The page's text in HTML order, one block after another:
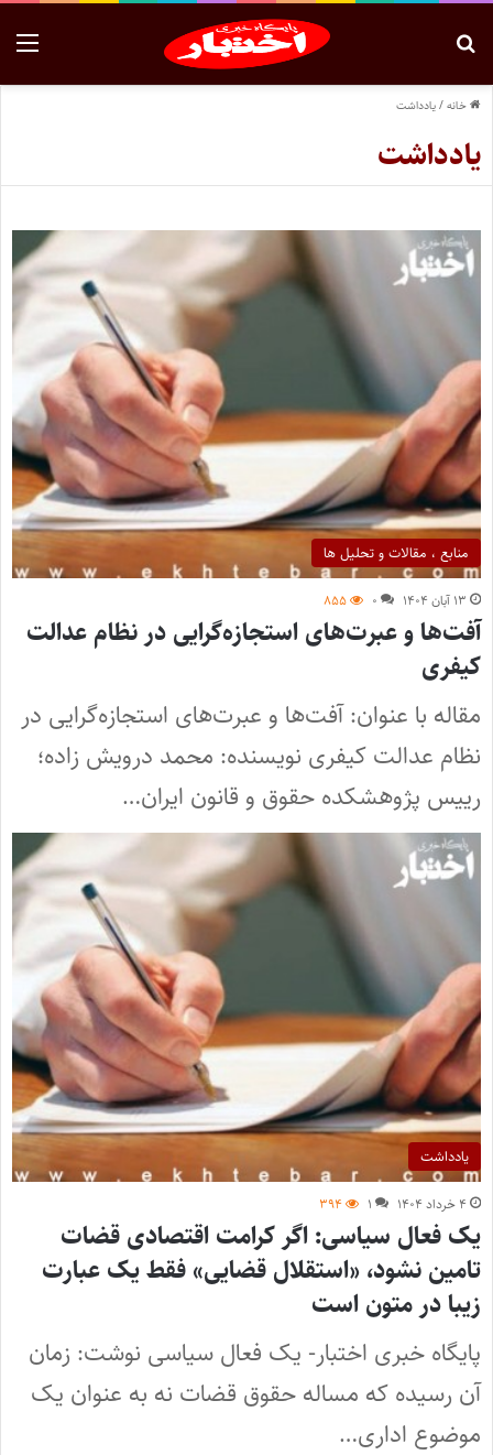
خانه/یادداشت
یادداشت
منابع ، مقالات و تحلیل ها
۱۳ آبان ۱۴۰۴ ۰ ۸۵۵
آفت‌ها و عبرت‌های استجازه‌گرایی در نظام عدالت
کیفری
مقاله با عنوان: آفت‌ها و عبرت‌های استجازه‌گرایی در
نظام عدالت کیفری نویسنده: محمد درویش زاده؛
رییس پژوهشکده حقوق و قانون ایران…
یادداشت
۴ خرداد ۱۴۰۴ ۱ ۳۹۴
یک فعال سیاسی: اگر کرامت اقتصادی قضات
تامین نشود، «استقلال قضایی» فقط یک عبارت
زیبا در متون است
پایگاه خبری اختبار- یک فعال سیاسی نوشت: زمان
آن رسیده که مساله حقوق قضات نه به عنوان یک
موضوع اداری…